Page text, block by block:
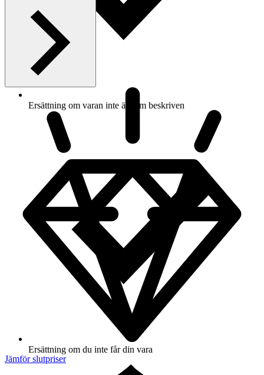
Ersättning om varan inte är som beskriven
Ersättning om du inte får din vara
Jämför slutpriser